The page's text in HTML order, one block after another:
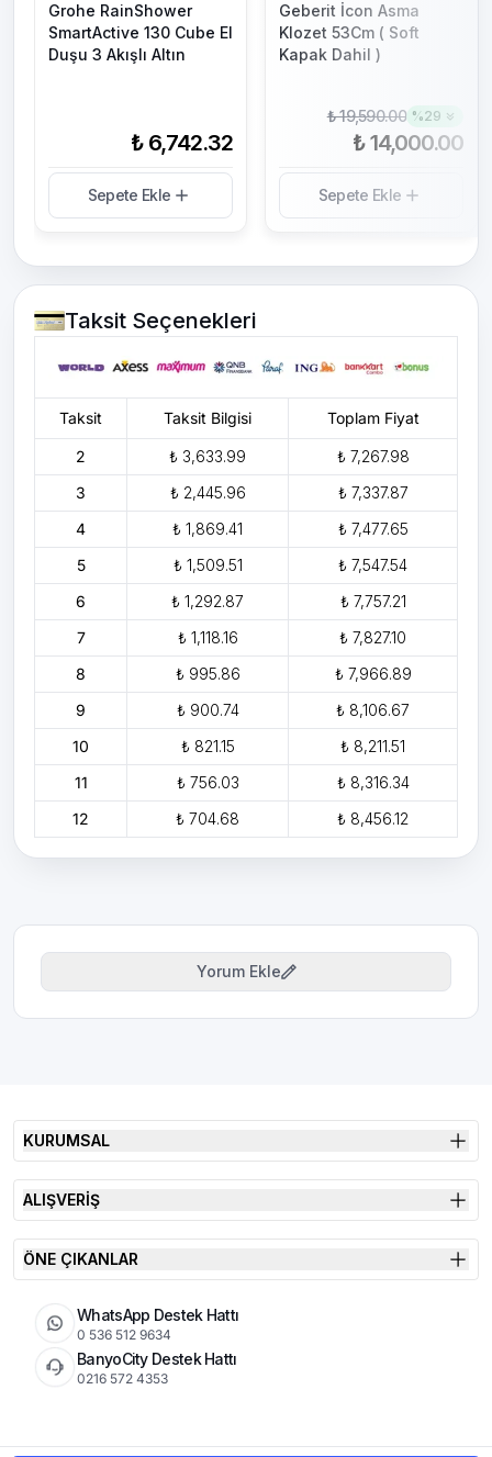
Grohe RainShower
SmartActive 130 Cube El
Duşu 3 Akışlı Altın
₺ 6,742.32
Sepete Ekle
Geberit İcon Asma
Klozet 53Cm ( Soft
Kapak Dahil )
₺ 19,590.00 %29
₺ 14,000.00
Sepete Ekle
Taksit Seçenekleri
Taksit Taksit Bilgisi Toplam Fiyat
2 ₺ 3,633.99
₺ 7,267.98
3
₺ 2,445.96
₺ 7,337.87
4
₺ 1,869.41
₺ 7,477.65
5
₺ 1,509.51
₺ 7,547.54
6
₺ 1,292.87
₺ 7,757.21
7
₺ 1,118.16
₺ 7,827.10
8
₺ 995.86
₺ 7,966.89
9
₺ 900.74
₺ 8,106.67
10
₺ 821.15
₺ 8,211.51
11
₺ 756.03
₺ 8,316.34
12
₺ 704.68 ₺ 8,456.12
Yorum Ekle
KURUMSAL
ALIŞVERİŞ
ÖNE ÇIKANLAR
WhatsApp Destek Hattı
0 536 512 9634
BanyoCity Destek Hattı
0216 572 4353